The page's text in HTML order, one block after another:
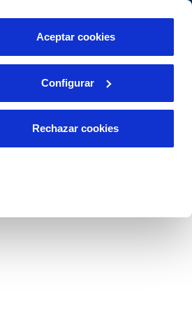
Aceptar cookies
Configurar
Rechazar cookies
anomalías o posibles
Área de clientes